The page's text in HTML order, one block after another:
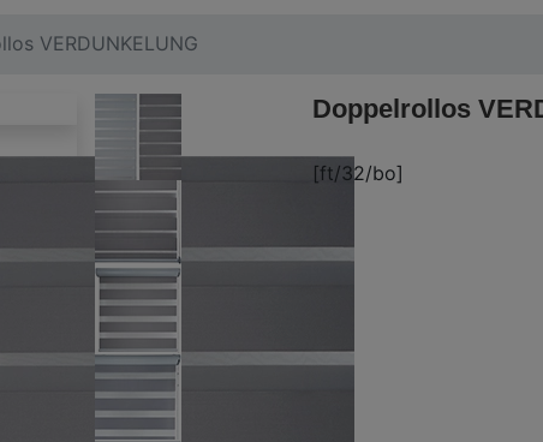
VERDUNKELUNG
Doppelrollos
[ft/32/bo]